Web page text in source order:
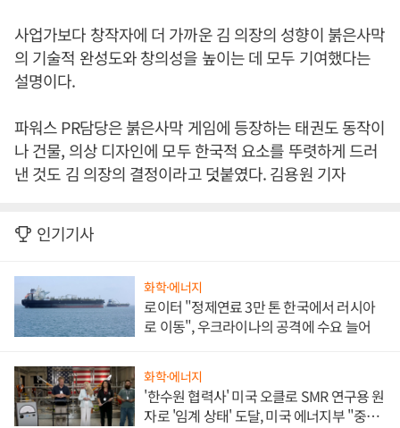
사업가보다 창작자에 더 가까운 김 의장의 성향이 붉은사막
의 기술적 완성도와 창의성을 높이는 데 모두 기여했다는
설명이다.
파워스 PR담당은 붉은사막 게임에 등장하는 태권도 동작이
나 건물, 의상 디자인에 모두 한국적 요소를 뚜렷하게 드러
낸 것도 김 의장의 결정이라고 덧붙였다. 김용원 기자
인기기사
화학·에너지
로이터 "정제연료 3만 톤 한국에서 러시아
로 이동", 우크라이나의 공격에 수요 늘어
화학·에너지
'한수원 협력사' 미국 오클로 SMR 연구용 원
자로 '임계 상태' 도달, 미국 에너지부 "중요